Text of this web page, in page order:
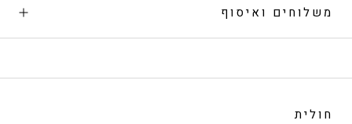
משלוחים ואיסוף
חולית